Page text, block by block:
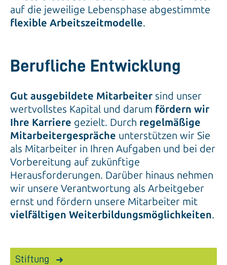
auf die jeweilige Lebensphase abgestimmte
flexible Arbeitszeitmodelle.
Berufliche Entwicklung
Gut ausgebildete Mitarbeiter sind unser
wertvollstes Kapital und darum fördern wir
Ihre Karriere gezielt. Durch regelmäßige
Mitarbeitergespräche unterstützen wir Sie
als Mitarbeiter in Ihren Aufgaben und bei der
Vorbereitung auf zukünftige
Herausforderungen. Darüber hinaus nehmen
wir unsere Verantwortung als Arbeitgeber
ernst und fördern unsere Mitarbeiter mit
vielfältigen Weiterbildungsmöglichkeiten.
Stiftung